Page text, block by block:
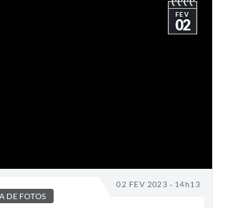
02 FEV 2023 - 14h13
FEV
02
DE FOTOS